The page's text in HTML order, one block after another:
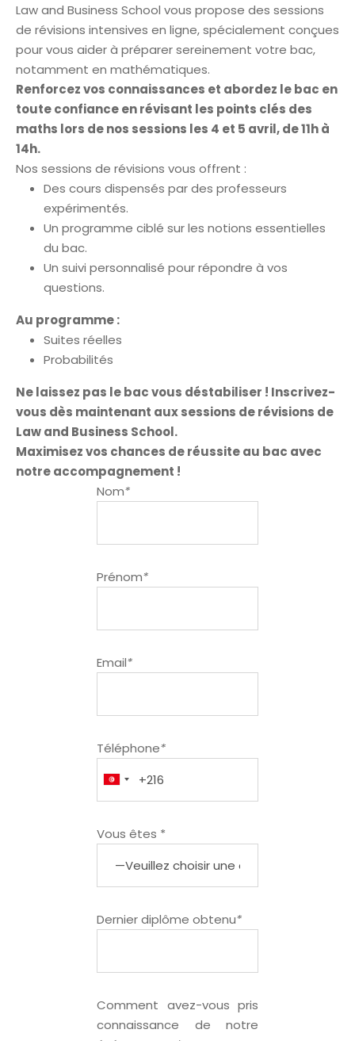
Law and Business School vous propose des sessions
de révisions intensives en ligne, spécialement conçues
pour vous aider à préparer sereinement votre bac,
notamment en mathématiques.
Renforcez vos connaissances et abordez le bac en
toute confiance en révisant les points clés des
maths lors de nos sessions les 4 et 5 avril, de 11h à
14h.
Nos sessions de révisions vous offrent :
Des cours dispensés par des professeurs
expérimentés.
Un programme ciblé sur les notions essentielles
du bac.
Un suivi personnalisé pour répondre à vos
questions.
Au programme :
Suites réelles
Probabilités
Ne laissez pas le bac vous déstabiliser ! Inscrivez-
vous dès maintenant aux sessions de révisions de
Law and Business School.
Maximisez vos chances de réussite au bac avec
notre accompagnement !
Nom*
Prénom*
Email*
Téléphone*
Vous êtes *
Dernier diplôme obtenu*
Comment avez-vous pris
connaissance de notre